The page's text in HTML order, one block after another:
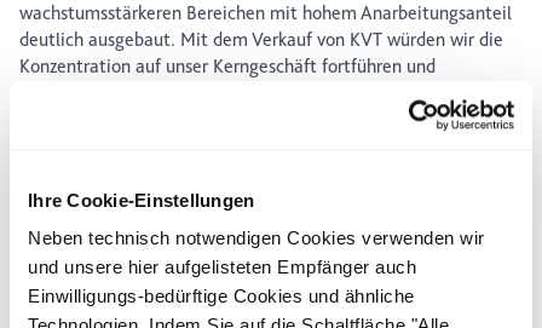
Ihre Cookie-Einstellungen
Neben technisch notwendigen Cookies verwenden wir
und unsere hier aufgelisteten Empfänger auch
Einwilligungs-bedürftige Cookies und ähnliche
wachstumsstärkeren Bereichen mit hohem Anarbeitungsanteil
deutlich ausgebaut. Mit dem Verkauf von KVT würden wir die
Konzentration auf unser Kerngeschäft fortführen und
Dr. Thomas Ludwig, Vorstandsvorsitzender der Klöckner & Co
Aussichten für das zweite Quartal bilden ein solides Fundament
für die weitere Ergebnisentwicklung im laufenden
Geschäftsjahr. „Wir sind sehr zufrieden mit dem Start in das
Geschäftsjahr 2008. Die über Akquisitionen getriebene
Expansion, die fortlaufende Optimierung des Unternehmens